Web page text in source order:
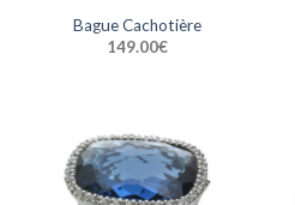
Bague Cachotière
149.00€